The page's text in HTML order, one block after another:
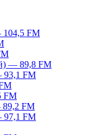
FM
— 89,8 FM
93,1 FM
FM
89,2 FM
97,1 FM